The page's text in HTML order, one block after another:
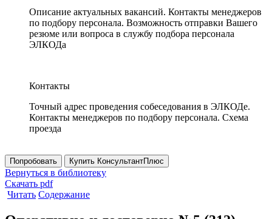
Описание актуальных вакансий. Контакты менеджеров
по подбору персонала. Возможность отправки Вашего
резюме или вопроса в службу подбора персонала
ЭЛКОДа
Контакты
Точный адрес проведения собеседования в ЭЛКОДе.
Контакты менеджеров по подбору персонала. Схема
проезда
Попробовать Купить КонсультантПлюс
Вернуться в библиотеку
Скачать pdf
Читать Содержание